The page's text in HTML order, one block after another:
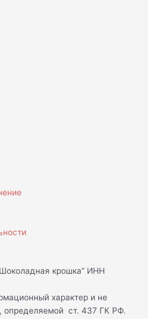
крошка” ИНН
характер и не
определяемой ст. 437 ГК РФ.